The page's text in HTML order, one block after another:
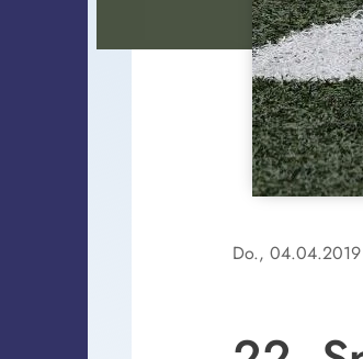
Do., 04.04.2019